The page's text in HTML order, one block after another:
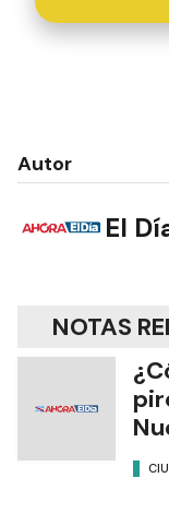
Autor
El
NOTAS